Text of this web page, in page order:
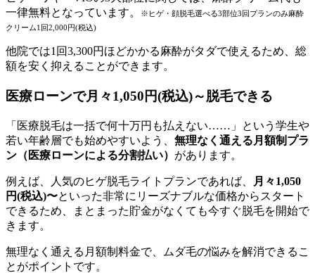
一律無料となっています。
※ヒゲ・顔脱毛選べる3部位3回プランのみ麻酔
クリーム1回2,000円(税込)
他院では1回3,300円ほどかかる麻酔がタダで使えるため、総
額を安く抑えることができます。
医療ローンで月々1,050円(税込)～脱毛できる
「医療脱毛は一括で何十万円も払えない……」という学生や
若い年齢層でも始めやすいよう、 無理なく通える月額制プラ
ン（医療ローンによる分割払い） があります。
例えば、人気のヒゲ脱毛ライトプランであれば、
月々1,050
円(税込)〜といった非常にリーズナブルな価格からスタート
できるため、まとまった貯金がなくても今すぐ脱毛を開始で
きます。
無理なく通える月額制料金で、ムダ毛の悩みを解消できるこ
とがポイントです。